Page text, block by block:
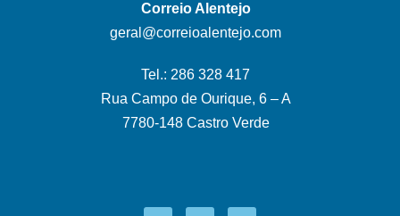
Correio Alentejo
geral@correioalentejo.com
Tel.: 286 328 417
Rua Campo de Ourique, 6 – A
7780-148 Castro Verde